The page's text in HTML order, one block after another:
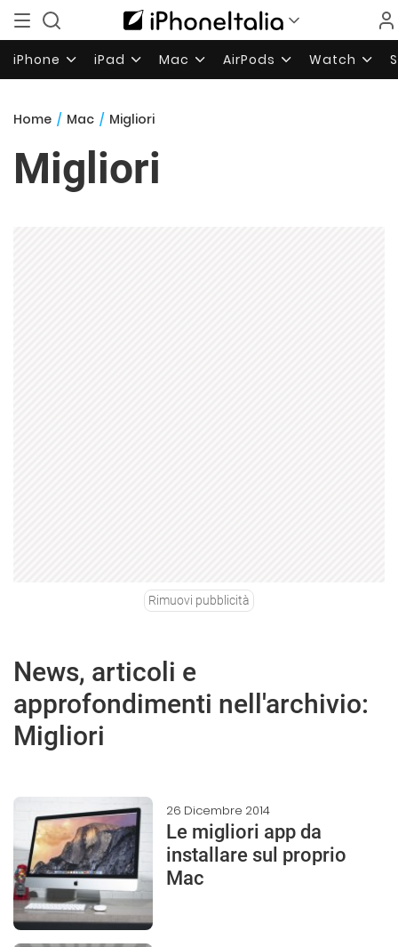
iPhone iPad Mac AirPods Watch
Home / Mac / Migliori
Migliori
Rimuovi pubblicità
News, articoli e
approfondimenti nell'archivio:
Migliori
26 Dicembre 2014
Le migliori app da
installare sul proprio
Mac